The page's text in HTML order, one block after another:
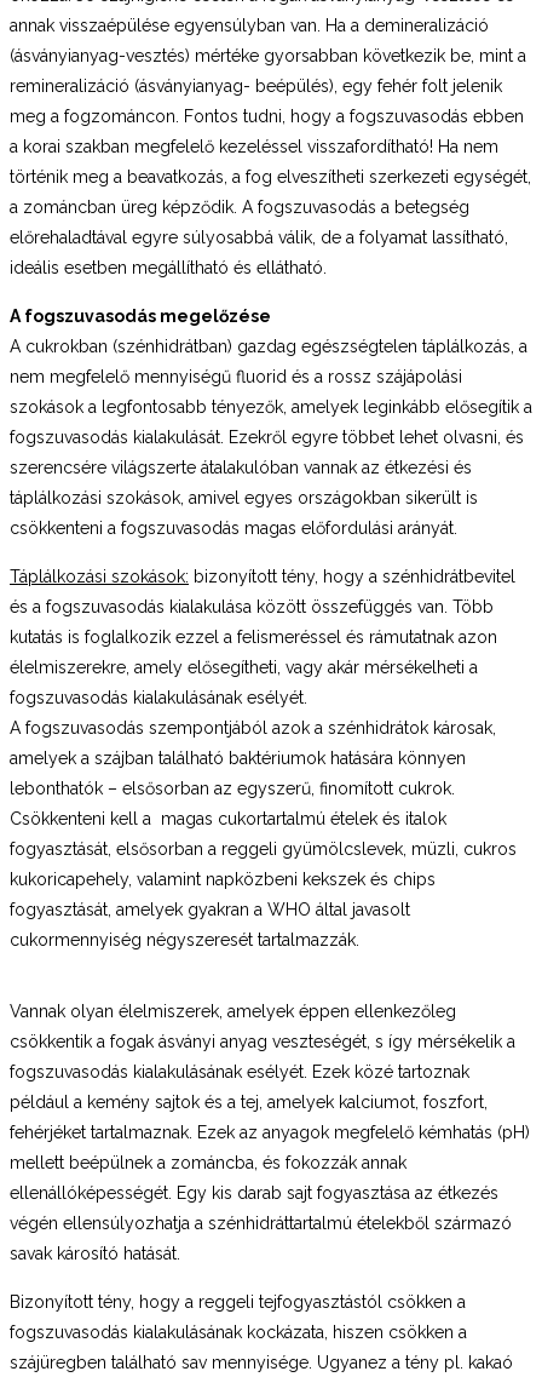
annak visszaépülése egyensúlyban van. Ha a demineralizáció
(ásványianyag-vesztés) mértéke gyorsabban következik be, mint a
remineralizáció (ásványianyag- beépülés), egy fehér folt jelenik
meg a fogzománcon. Fontos tudni, hogy a fogszuvasodás ebben
a korai szakban megfelelő kezeléssel visszafordítható! Ha nem
történik meg a beavatkozás, a fog elveszítheti szerkezeti egységét,
a zománcban üreg képződik. A fogszuvasodás a betegség
előrehaladtával egyre súlyosabbá válik, de a folyamat lassítható,
ideális esetben megállítható és ellátható.
A fogszuvasodás megelőzése
A cukrokban (szénhidrátban) gazdag egészségtelen táplálkozás, a
nem megfelelő mennyiségű fluorid és a rossz szájápolási
szokások a legfontosabb tényezők, amelyek leginkább elősegítik a
fogszuvasodás kialakulását. Ezekről egyre többet lehet olvasni, és
szerencsére világszerte átalakulóban vannak az étkezési és
táplálkozási szokások, amivel egyes országokban sikerült is
csökkenteni a fogszuvasodás magas előfordulási arányát.
Táplálkozási szokások: bizonyított tény, hogy a szénhidrátbevitel
és a fogszuvasodás kialakulása között összefüggés van. Több
kutatás is foglalkozik ezzel a felismeréssel és rámutatnak azon
élelmiszerekre, amely elősegítheti, vagy akár mérsékelheti a
fogszuvasodás kialakulásának esélyét.
A fogszuvasodás szempontjából azok a szénhidrátok károsak,
amelyek a szájban található baktériumok hatására könnyen
lebonthatók – elsősorban az egyszerű, finomított cukrok.
Csökkenteni kell a magas cukortartalmú ételek és italok
fogyasztását, elsősorban a reggeli gyümölcslevek, müzli, cukros
kukoricapehely, valamint napközbeni kekszek és chips
fogyasztását, amelyek gyakran a WHO által javasolt
cukormennyiség négyszeresét tartalmazzák.
Vannak olyan élelmiszerek, amelyek éppen ellenkezőleg
csökkentik a fogak ásványi anyag veszteségét, s így mérsékelik a
fogszuvasodás kialakulásának esélyét. Ezek közé tartoznak
például a kemény sajtok és a tej, amelyek kalciumot, foszfort,
fehérjéket tartalmaznak. Ezek az anyagok megfelelő kémhatás (pH)
mellett beépülnek a zománcba, és fokozzák annak
ellenállóképességét. Egy kis darab sajt fogyasztása az étkezés
végén ellensúlyozhatja a szénhidráttartalmú ételekből származó
savak károsító hatását.
Bizonyított tény, hogy a reggeli tejfogyasztástól csökken a
fogszuvasodás kialakulásának kockázata, hiszen csökken a
szájüregben található sav mennyisége. Ugyanez a tény pl. kakaó